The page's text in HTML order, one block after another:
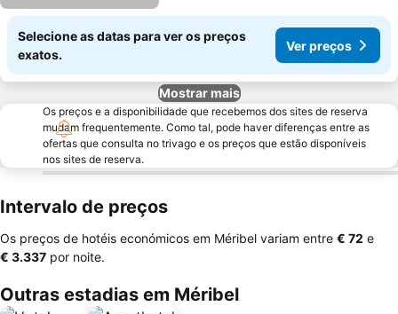
Selecione as datas para ver os preços
exatos.
Ver preços
Mostrar mais
Os preços e a disponibilidade que recebemos dos sites de reserva
mudam frequentemente. Como tal, pode haver diferenças entre as
ofertas que consulta no trivago e os preços que estão disponíveis
nos sites de reserva.
Intervalo de preços
Os preços de hotéis económicos em Méribel variam entre ‎€ 72 e
‎€ 3.337 por noite.
Outras estadias em Méribel